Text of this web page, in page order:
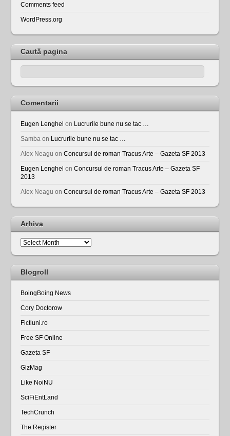
Comments feed
WordPress.org
Caută pagina
Comentarii
Eugen Lenghel on Lucrurile bune nu se tac …
Samba on Lucrurile bune nu se tac …
Alex Neagu onConcursul de roman Tracus Arte – Gazeta SF 2013
Eugen Lenghel onConcursul de roman Tracus Arte – Gazeta SF
2013
Alex Neagu onConcursul de roman Tracus Arte – Gazeta SF 2013
Arhiva
Arhiva
Blogroll
BoingBoing News
Cory Doctorow
Fictiuni.ro
Free SF Online
Gazeta SF
GizMag
Like NoiNU
SciFiEntLand
TechCrunch
The Register